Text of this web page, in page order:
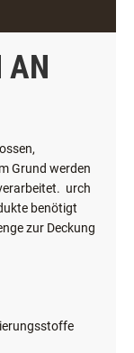
AN
Grund werden
urch
benötigt
zur Deckung